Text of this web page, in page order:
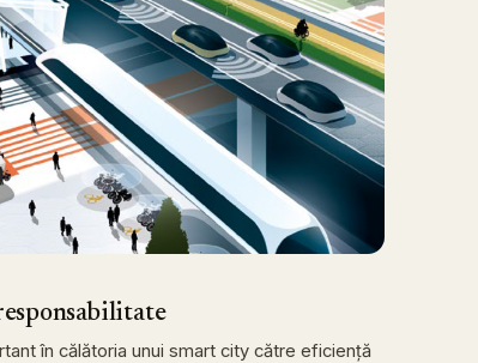
în călătoria unui smart city către eficiență